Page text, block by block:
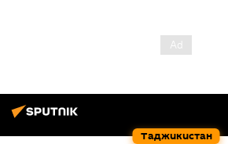
Таджикистан